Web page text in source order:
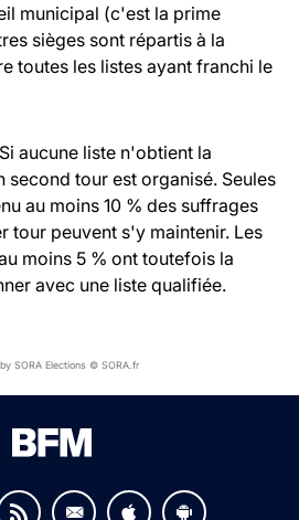
municipal (c'est la prime
sièges sont répartis à la
toutes les listes ayant franchi le
Si aucune liste n'obtient la
second tour est organisé. Seules
au moins 10 % des suffrages
tour peuvent s'y maintenir. Les
moins 5 % ont toutefois la
avec une liste qualifiée.
SORA Elections © SORA.fr